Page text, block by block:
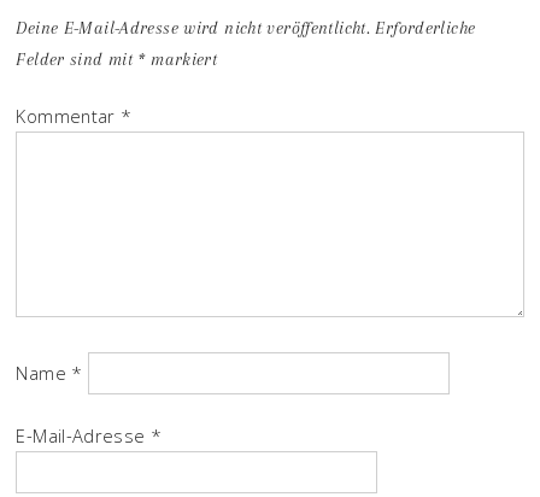
Deine E-Mail-Adresse wird nicht veröffentlicht. Erforderliche
Felder sind mit *markiert
Kommentar *
Name *
E-Mail-Adresse *